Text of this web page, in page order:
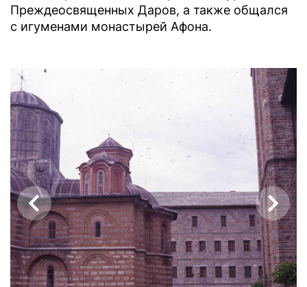
Преждеосвященных Даров, а также общался
с игуменами монастырей Афона.